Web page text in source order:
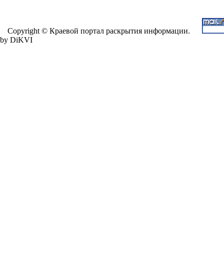
Copyright © Краевой портал раскрытия информации.
by DiKVI